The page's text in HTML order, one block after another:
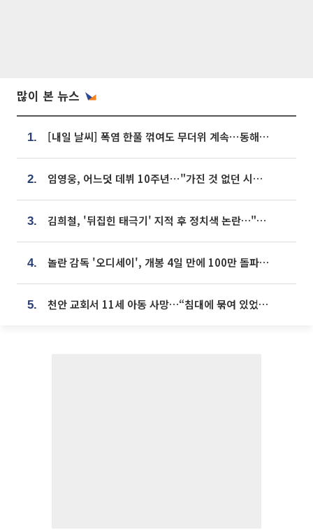
많이 본 뉴스
1. [내일 날씨] 폭염 한풀 꺾여도 무더위 계속⋯동해안 이틀 연속 비
2. 임영웅, 어느덧 데뷔 10주년⋯"가진 것 없던 시절, 내 앞엔 20명의 팬뿐"
3. 김희철, '뒤집힌 태극기' 지적 후 정치색 논란…"좌우 떠나 우리나라 국기"
4. 놀란 감독 '오디세이', 개봉 4일 만에 100만 돌파⋯'왕사남' 보다 빠르다
5. 천안 교회서 11세 아동 사망…“침대에 묶여 있었다” 진술 확보